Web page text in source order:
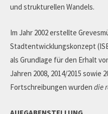
und strukturellen Wandels.
Im Jahr 2002 erstellte
Stadtentwicklungskonzept
als Grundlage für den Erhalt
Jahren 2008, 2014/2015 sowie
Fortschreibungen wurden die